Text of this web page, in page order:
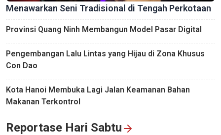
Menawarkan Seni Tradisional di Tengah Perkotaan
Provinsi Quang Ninh Membangun Model Pasar Digital
Pengembangan Lalu Lintas yang Hijau di Zona Khusus
Con Dao
Kota Hanoi Membuka Lagi Jalan Keamanan Bahan
Makanan Terkontrol
Reportase Hari Sabtu